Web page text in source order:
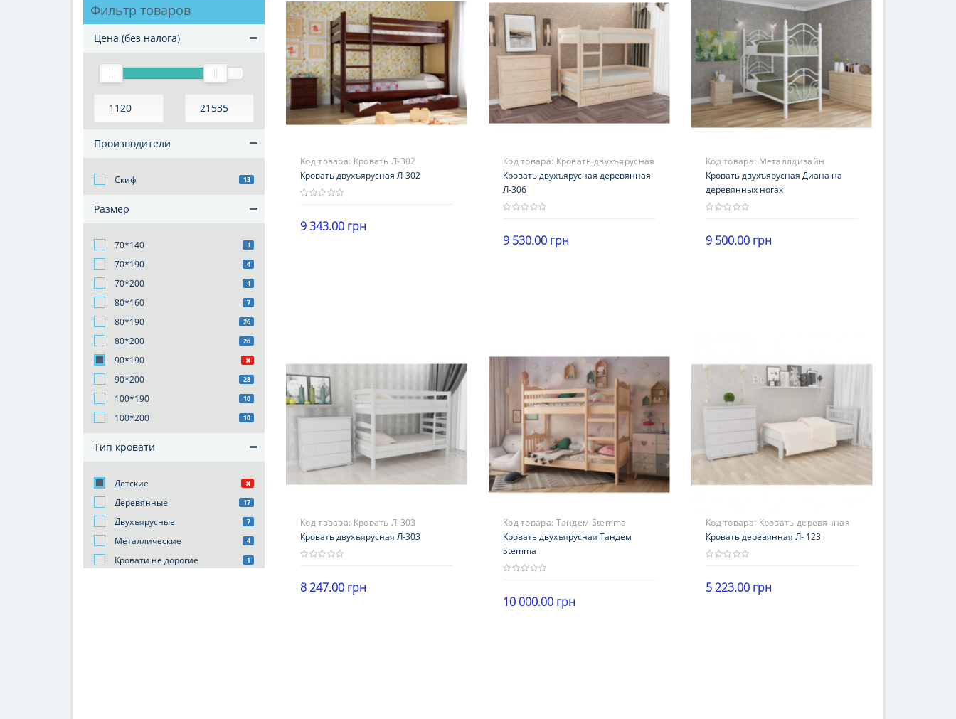
Фильтр товаров
Цена (без налога)
Производители
Скиф 13
Размер
70*140 3
70*190 4
70*200 4
80*160 7
80*190 26
80*200 26
90*190
90*200
28
100*190 10
100*200 10
Тип кровати
Детские
Деревянные
17
Двухъярусные 7
Металлические 4
Кровати не дорогие 1
Код товара: Кровать Л-302
Кровать двухъярусная Л-302
9 343.00 грн
Код товара: Кровать двухъярусная
деревянная Л-306
Кровать двухъярусная деревянная
Л-306
9 530.00 грн
Код товара: Металлдизайн
Кровать двухъярусная Диана на
деревянных ногах
9 500.00 грн
Код товара: Кровать Л-303
Кровать двухъярусная Л-303
8 247.00 грн
Код товара: Тандем Stemma
Кровать двухъярусная Тандем
Stemma
10 000.00 грн
Код товара: Кровать деревянная
Л- 123
Кровать деревянная Л- 123
5 223.00 грн